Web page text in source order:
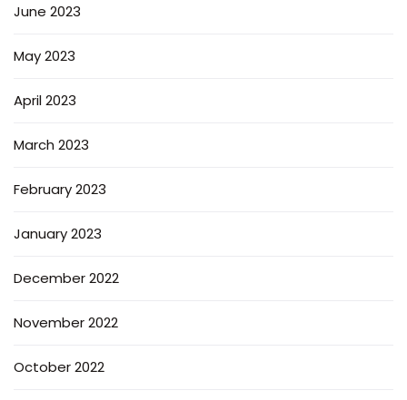
June 2023
May 2023
April 2023
March 2023
February 2023
January 2023
December 2022
November 2022
October 2022